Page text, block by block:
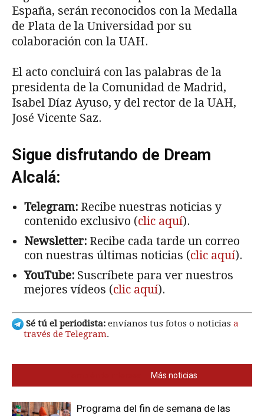
España, serán reconocidos con la Medalla
de Plata de la Universidad por su
colaboración con la UAH.
El acto concluirá con las palabras de la
presidenta de la Comunidad de Madrid,
Isabel Díaz Ayuso, y del rector de la UAH,
José Vicente Saz.
Sigue disfrutando de Dream
Alcalá:
Telegram: Recibe nuestras noticias y
contenido exclusivo (clic aquí).
Newsletter: Recibe cada tarde un correo
con nuestras últimas noticias (clic aquí).
YouTube: Suscríbete para ver nuestros
mejores vídeos (clic aquí).
Sé tú el periodista: envíanos tus fotos o noticias a
través de Telegram.
Más noticias
Programa del fin de semana de las